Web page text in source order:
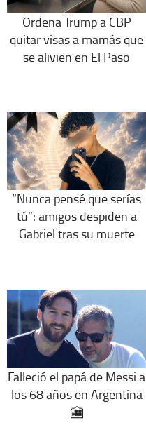
Ordena Trump a CBP
quitar visas a mamás que
se alivien en El Paso
“Nunca pensé que serías
tú”: amigos despiden a
Gabriel tras su muerte
Falleció el papá de Messi a
los 68 años en Argentina
🎦